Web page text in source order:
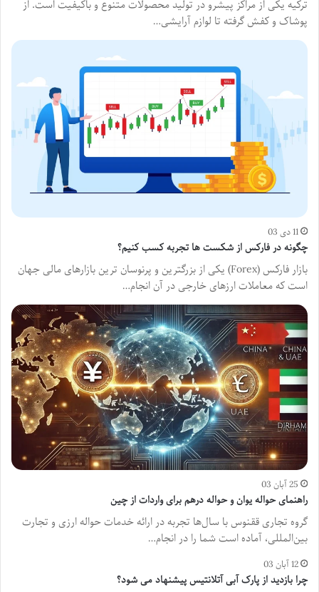
ترکیه یکی از مراکز پیشرو در تولید محصولات متنوع و باکیفیت است. از
پوشاک و کفش گرفته تا لوازم آرایشی…
11 دی 03
چگونه در فارکس از شکست ها تجربه کسب کنیم؟
بازار فارکس (Forex) یکی از بزرگترین و پرنوسان ترین بازارهای مالی جهان
است که معاملات ارزهای خارجی در آن انجام…
25 آبان 03
راهنمای حواله یوان و حواله درهم برای واردات از چین
گروه تجاری ققنوس با سال‌ها تجربه در ارائه خدمات حواله ارزی و تجارت
بین‌المللی، آماده است شما را در انجام…
12 آبان 03
چرا بازدید از پارک آبی آتلانتیس پیشنهاد می شود؟